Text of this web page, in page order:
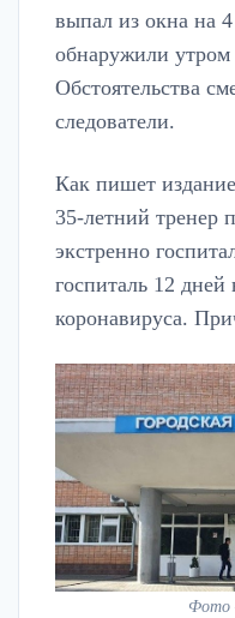
выпал из окна на
обнаружили утром
Обстоятельства
следователи.
Как пишет
35-летний
экстренно
госпиталь 12
коронавируса.
Фото